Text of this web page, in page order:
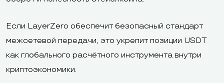
Если LayerZero обеспечит безопасный стандарт
межсетевой передачи, это укрепит позиции USDT
как глобального расчётного инструмента внутри
криптоэкономики.